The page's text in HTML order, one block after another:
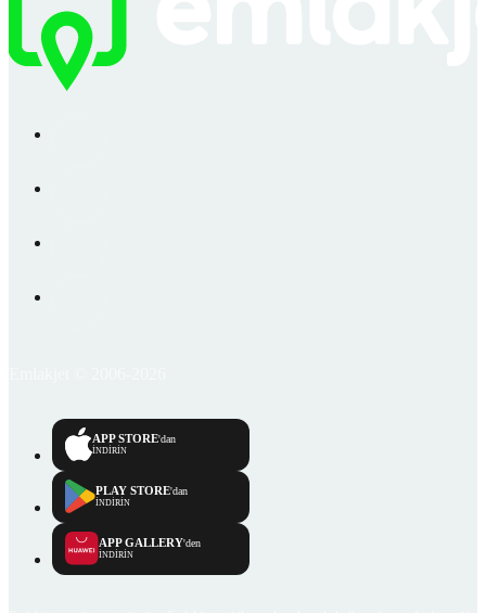
APP STORE'dan
İNDİRİN
PLAY STORE'dan
İNDİRİN
APP GALLERY'den
İNDİRİN